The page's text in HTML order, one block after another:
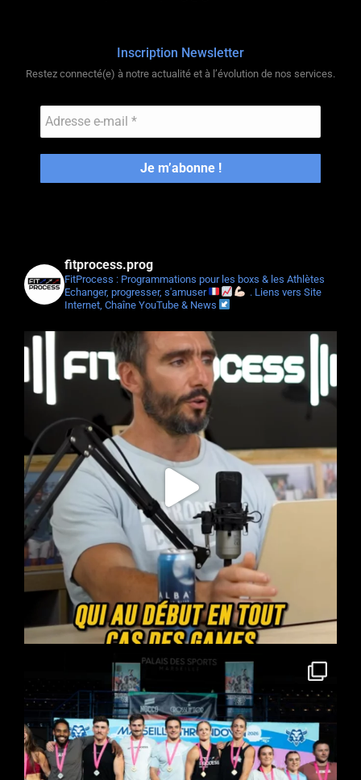
Inscription Newsletter
Restez connecté(e) à notre actualité et à l’évolution de nos services.
fitprocess.prog
FitProcess : Programmations pour les boxs & les Athlètes
Echanger, progresser, s'amuser
. Liens vers Site
Internet, Chaîne YouTube & News